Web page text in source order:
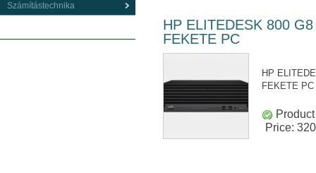
HP ELITEDESK 800
FEKETE PC
HP
FEKETE
Price:
Számítástechnika